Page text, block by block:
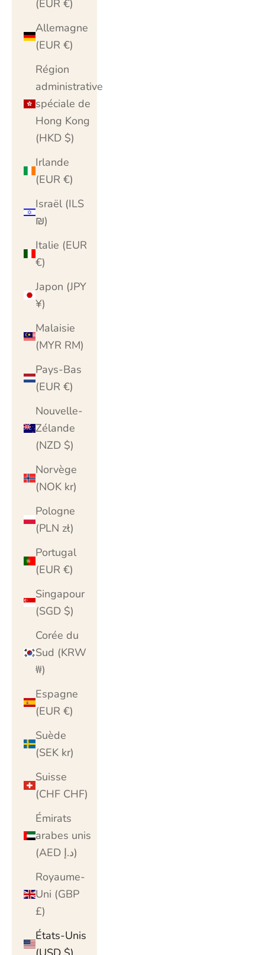
(EUR €)
Allemagne
(EUR €)
Région
administrative
spéciale de
Hong Kong
(HKD $)
Irlande
(EUR €)
Israël (ILS
₪)
Italie (EUR
€)
Japon (JPY
¥)
Malaisie
(MYR RM)
Pays-Bas
(EUR €)
Nouvelle-
Zélande
(NZD $)
Norvège
(NOK kr)
Pologne
(PLN zł)
Portugal
(EUR €)
Singapour
(SGD $)
Corée du
Sud (KRW
₩)
Espagne
(EUR €)
Suède
(SEK kr)
Suisse
(CHF CHF)
Émirats
arabes unis
(AED د.إ)
Royaume-
Uni (GBP
£)
États-Unis